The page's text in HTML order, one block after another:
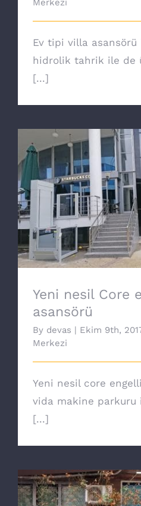
Merkezi
Ev tipi villa
hidrolik tahrik ile de
[...]
Yeni nesil Core
Yeni nesil Core
asansörü
By devas | Ekim 9th,
Merkezi
Yeni nesil core
vida makine parkuru
[...]